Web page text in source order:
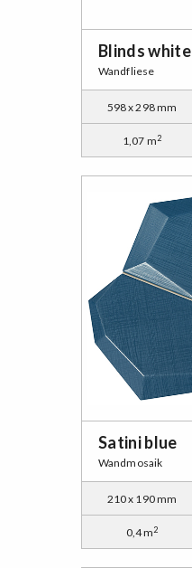
Blinds white
Wandfliese
598 x 298 mm
1,07 m2
Satini blue
Wandmosaik
210 x 190 mm
0,4 m2